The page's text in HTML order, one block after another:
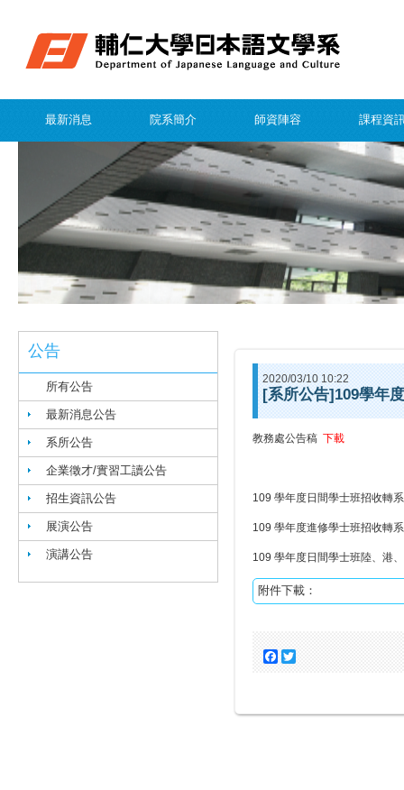
最新消息 院系簡介 師資陣容 課程資
公告
所有公告
最新消息公告
系所公告
企業徵才/實習工讀公告
招生資訊公告
展演公告
演講公告
2020/03/10 10:22
[系所公告]109學年
教務處公告稿 下載
109 學年度日間學士班招收轉
109 學年度進修學士班招收轉
109 學年度日間學士班陸、港
附件下載：
Facebook